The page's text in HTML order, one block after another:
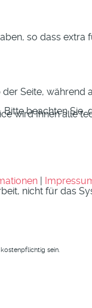
so dass
wird Ihnen alle
nicht für das
sein.
Seite,
beachten
|